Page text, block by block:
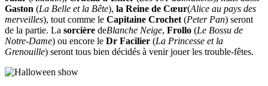
Gaston (La Belle et la Bête), la Reine de Cœur(Alice au pays des
merveilles), tout comme le Capitaine Crochet (Peter Pan) seront
de la partie. La sorcière deBlanche Neige, Frollo (Le Bossu de
Notre-Dame) ou encore le Dr Facilier (La Princesse et la
Grenouille) seront tous bien décidés à venir jouer les trouble-fêtes.